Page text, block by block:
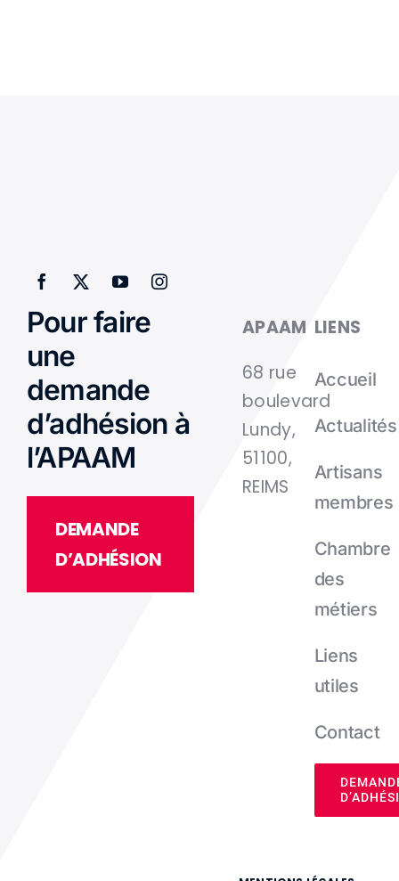
Pour faire
une
demande
d’adhésion à
l’APAAM
DEMANDE
D’ADHÉSION
APAAM
68 rue
boulevard
Lundy,
51100,
REIMS
LIENS
Accueil
Actualités
Artisans
membres
Chambre
des
métiers
Liens
utiles
Contact